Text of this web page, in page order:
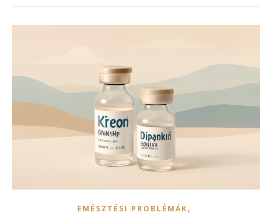
EMÉSZTÉSI PROBLÉMÁK,